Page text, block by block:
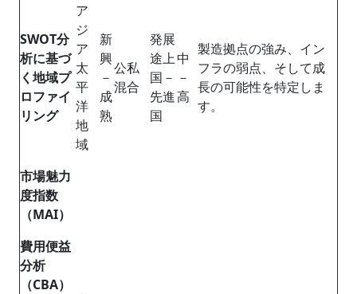
SWOT分
析に基づ
く地域プ
ロファイ
リング
ア
ジ
ア
太
平
洋
地
域
新
興
－
成
熟
公私
混合
発展
途上
国－
先進
国
中
－
高
製造拠点の強み、イン
フラの弱点、そして成
長の可能性を特定しま
す。
市場魅力
度指数
（MAI）
費用便益
分析
（CBA）